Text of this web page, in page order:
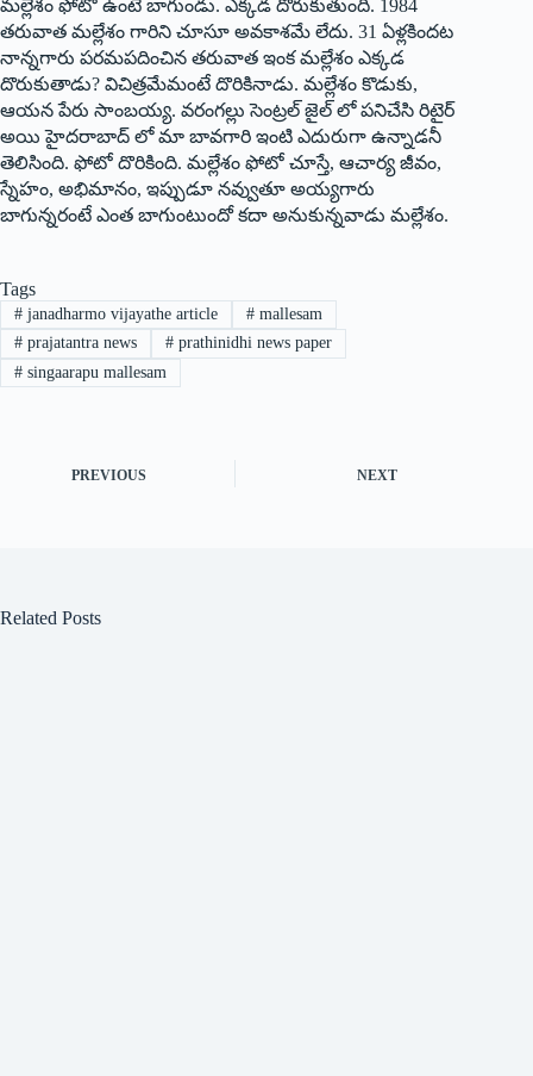
మల్లేశం ఫోటో ఉంటే బాగుండు. ఎక్కడ దొరుకుతుంది. 1984
తరువాత మల్లేశం గారిని చూసూ అవకాశమే లేదు. 31 ఏళ్లకిందట
నాన్నగారు పరమపదించిన తరువాత ఇంక మల్లేశం ఎక్కడ
దొరుకుతాడు? విచిత్రమేమంటే దొరికినాడు. మల్లేశం కొడుకు,
ఆయన పేరు సాంబయ్య. వరంగల్లు సెంట్రల్‌ ‌జైల్‌ ‌లో పనిచేసి రిటైర్‌
అయి హైదరాబాద్‌ ‌లో మా బావగారి ఇంటి ఎదురుగా ఉన్నాడనీ
తెలిసింది. ఫోటో దొరికింది. మల్లేశం ఫోటో చూస్తే, ఆచార్య జీవం,
స్నేహం, అభిమానం, ఇప్పుడూ నవ్వుతూ అయ్యగారు
బాగున్నరంటే ఎంత బాగుంటుందో కదా అనుకున్నవాడు మల్లేశం.
Tags
#janadharmo vijayathe article #mallesam
#prajatantra news #prathinidhi news paper
#singaarapu mallesam
PREVIOUS NEXT
Related Posts